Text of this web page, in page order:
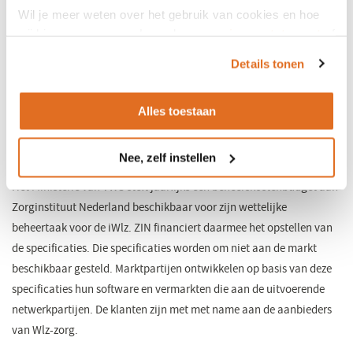
Wil je meer weten over het gebruik van cookies en hoe
Details tonen
Alles toestaan
Nee, zelf instellen
iWlz is onderdeel van de familie van de iStandaarden. Het is
levering tot de vaststelling van de eigen bijdrage en
declaratie. Elke partij in de uitvoeringsketen geeft via de
iWlz de informatie door die belangrijk is voor de volgende
partij. Het informatieverkeer verloopt via elektronische
vastgestelde regels.
Het Ministerie van VWS stelt jaarlijks een beheerskostenbudget aan
Zorginstituut Nederland beschikbaar voor zijn wettelijke
beheertaak voor de iWlz. ZIN financiert daarmee het opstellen van
de specificaties. Die specificaties worden om niet aan de markt
beschikbaar gesteld. Marktpartijen ontwikkelen op basis van deze
specificaties hun software en vermarkten die aan de uitvoerende
netwerkpartijen. De klanten zijn met met name aan de aanbieders
van Wlz-zorg. ​